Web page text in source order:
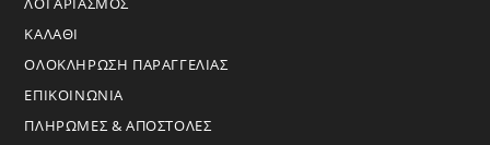
ΚΑΛΑΘΙ
ΟΛΟΚΛΗΡΩΣΗ ΠΑΡΑΓΓΕΛΙΑΣ
ΕΠΙΚΟΙΝΩΝΙΑ
ΠΛΗΡΩΜΕΣ & ΑΠΟΣΤΟΛΕΣ